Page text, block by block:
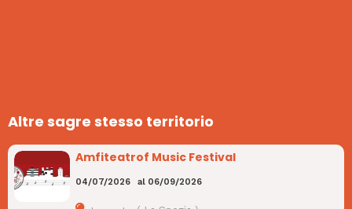
Altre sagre stesso territorio
Amfiteatrof Music Festival
04/07/2026 al 06/09/2026